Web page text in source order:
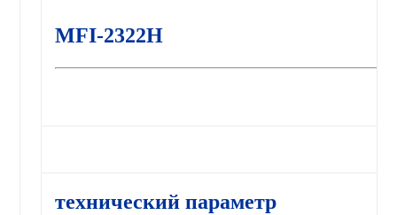
MFI-2322H
технический параметр